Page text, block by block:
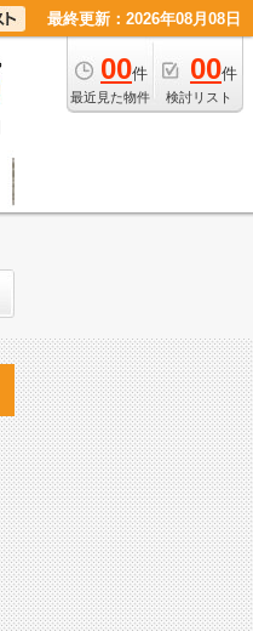
最終更新：2026年08月08日
00件
最近見た物件
00件
検討リスト